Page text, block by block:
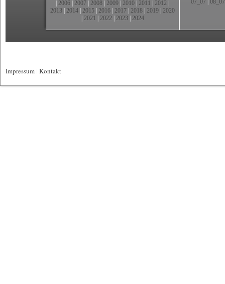
2006 2007 2008 2009 2010 2011 2012
2013 2014 2015 2016 2017 2018 2019 2020
2021 2022 2023| 2024
07_07 08_07
Impressum Kontakt